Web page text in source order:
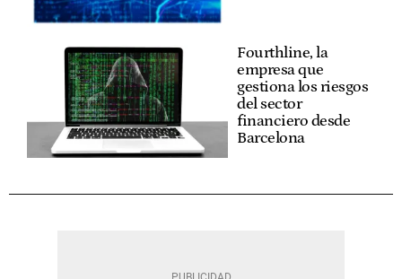
Fourthline, la
empresa que
gestiona los riesgos
del sector
financiero desde
Barcelona